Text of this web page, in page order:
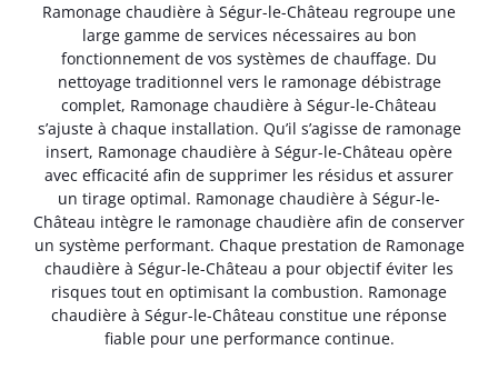
Ramonage chaudière à Ségur-le-Château regroupe une
large gamme de services nécessaires au bon
fonctionnement de vos systèmes de chauffage. Du
nettoyage traditionnel vers le ramonage débistrage
complet, Ramonage chaudière à Ségur-le-Château
s’ajuste à chaque installation. Qu’il s’agisse de ramonage
insert, Ramonage chaudière à Ségur-le-Château opère
avec efficacité afin de supprimer les résidus et assurer
un tirage optimal. Ramonage chaudière à Ségur-le-
Château intègre le ramonage chaudière afin de conserver
un système performant. Chaque prestation de Ramonage
chaudière à Ségur-le-Château a pour objectif éviter les
risques tout en optimisant la combustion. Ramonage
chaudière à Ségur-le-Château constitue une réponse
fiable pour une performance continue.